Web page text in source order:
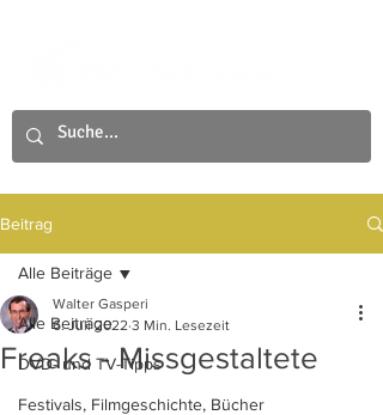
Beitrag
Alle Beiträge
DVD- und TV-Tipps
Festivals, Filmgeschichte, Bücher
Alle Beiträge
Freaks - Missgestaltete
Walter Gasperi
6. Juli 2022 3 Min. Lesezeit